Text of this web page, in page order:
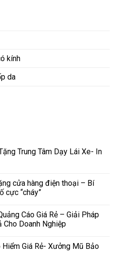
kính
da
Trung Tâm Dạy Lái Xe- In
cửa hàng điện thoại – Bí
cực “cháy”
Cáo Giá Rẻ – Giải Pháp
Cho Doanh Nghiệp
Hiểm Giá Rẻ- Xưởng Mũ Bảo